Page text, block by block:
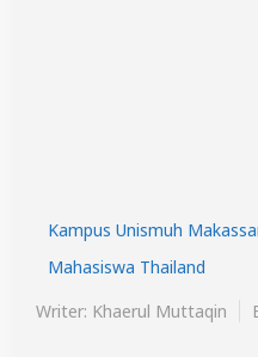
Kampus Unismuh
Mahasiswa Thailand
Writer: Khaerul Muttaqin